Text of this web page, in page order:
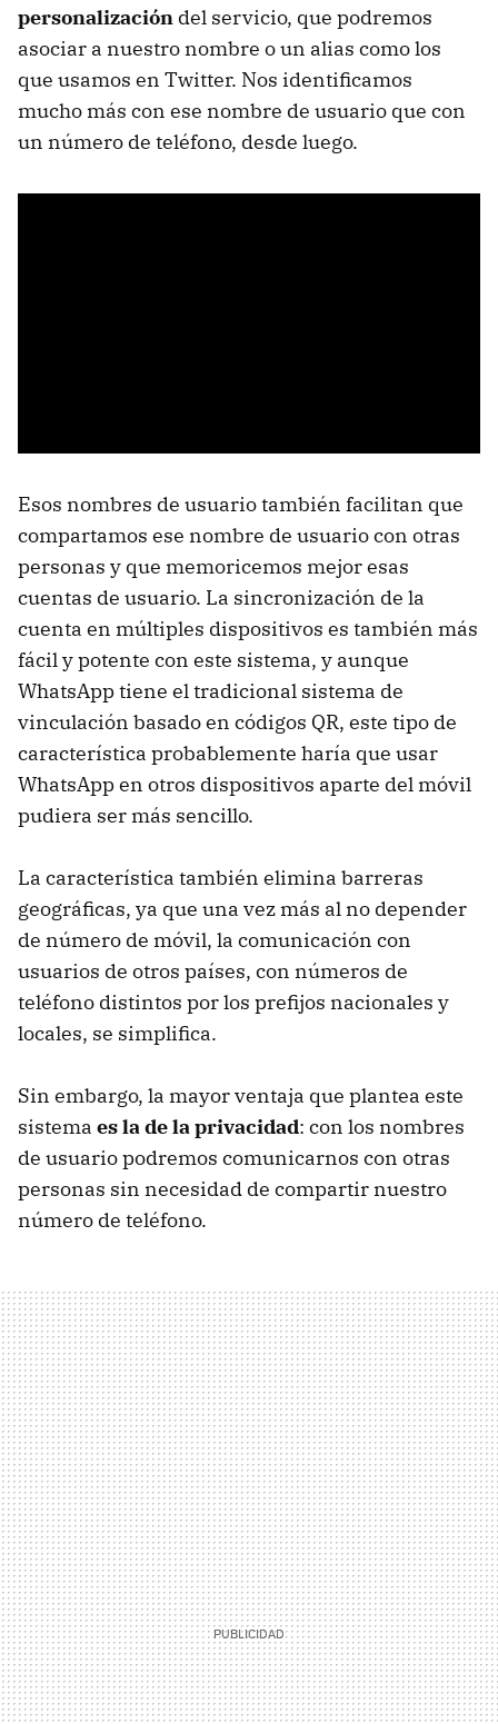
personalización del servicio, que podremos
asociar a nuestro nombre o un alias como los
que usamos en Twitter. Nos identificamos
mucho más con ese nombre de usuario que con
un número de teléfono, desde luego.
Esos nombres de usuario también facilitan que
compartamos ese nombre de usuario con otras
personas y que memoricemos mejor esas
cuentas de usuario. La sincronización de la
cuenta en múltiples dispositivos es también más
fácil y potente con este sistema, y aunque
WhatsApp tiene el tradicional sistema de
vinculación basado en códigos QR, este tipo de
característica probablemente haría que usar
WhatsApp en otros dispositivos aparte del móvil
pudiera ser más sencillo.
La característica también elimina barreras
geográficas, ya que una vez más al no depender
de número de móvil, la comunicación con
usuarios de otros países, con números de
teléfono distintos por los prefijos nacionales y
locales, se simplifica.
Sin embargo, la mayor ventaja que plantea este
sistema es la de la privacidad: con los nombres
de usuario podremos comunicarnos con otras
personas sin necesidad de compartir nuestro
número de teléfono.